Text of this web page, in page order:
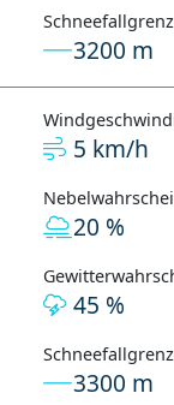
3200 m
5 km/h
20 %
45 %
3300 m